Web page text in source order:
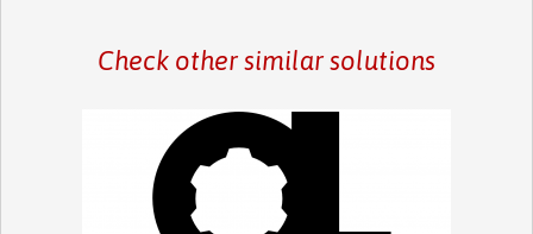
Check other similar solutions